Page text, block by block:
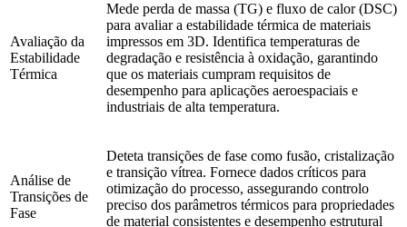
Avaliação da
Estabilidade
Térmica
Mede perda de massa (TG) e fluxo de calor (DSC)
para avaliar a estabilidade térmica de materiais
impressos em 3D. Identifica temperaturas de
degradação e resistência à oxidação, garantindo
que os materiais cumpram requisitos de
desempenho para aplicações aeroespaciais e
industriais de alta temperatura.
Análise de
Transições de
Fase
Deteta transições de fase como fusão, cristalização
e transição vítrea. Fornece dados críticos para
otimização do processo, assegurando controlo
preciso dos parâmetros térmicos para propriedades
de material consistentes e desempenho estrutural